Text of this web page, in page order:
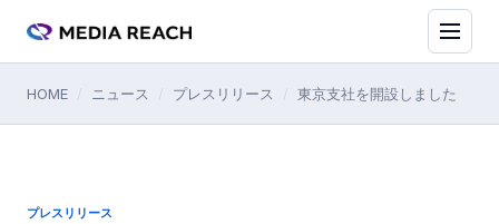
HOME ニュース プレスリリース 東京支社を開設しました
プレスリリース